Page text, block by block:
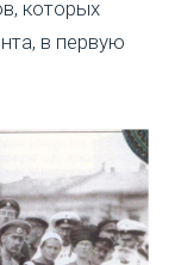
которых
в первую